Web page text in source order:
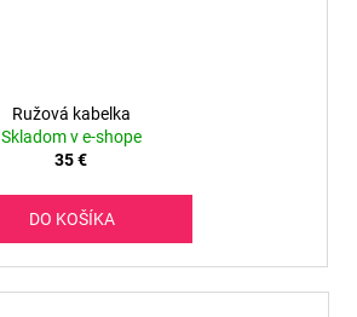
Ružová kabelka
Skladom v e-shope
35 €
DO KOŠÍKA